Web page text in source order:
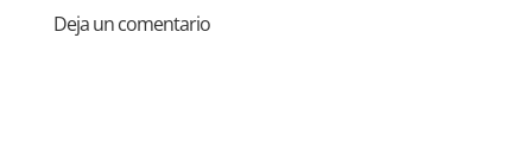
Deja un comentario